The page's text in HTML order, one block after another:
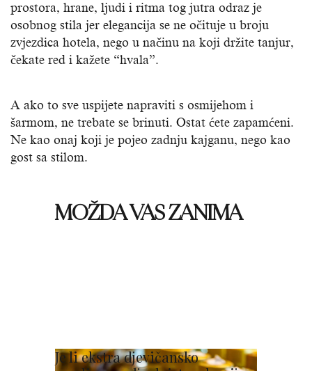
prostora, hrane, ljudi i ritma tog jutra odraz je
osobnog stila jer elegancija se ne očituje u broju
zvjezdica hotela, nego u načinu na koji držite tanjur,
čekate red i kažete “hvala”.
A ako to sve uspijete napraviti s osmijehom i
šarmom, ne trebate se brinuti. Ostat ćete zapamćeni.
Ne kao onaj koji je pojeo zadnju kajganu, nego kao
gost sa stilom.
MOŽDA VAS ZANIMA
Je li ekstra djevičansko